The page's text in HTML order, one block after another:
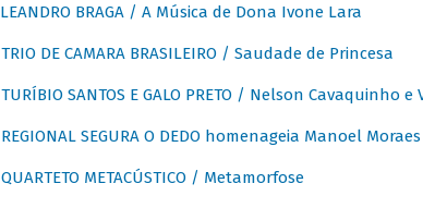
LEANDRO BRAGA / A Música de Dona Ivone Lara
TRIO DE CAMARA BRASILEIRO / Saudade de Princesa
TURÍBIO SANTOS E GALO PRETO / Nelson Cavaquinho
REGIONAL SEGURA O DEDO homenageia Manoel Moraes
QUARTETO METACÚSTICO / Metamorfose